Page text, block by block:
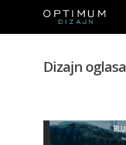
Dizajn oglasa